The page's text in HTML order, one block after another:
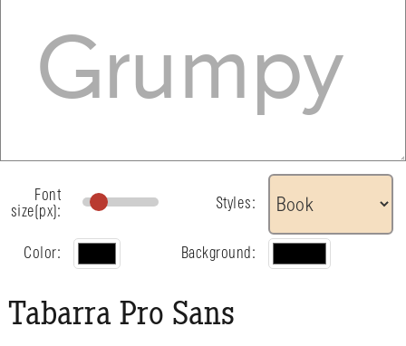
Font
size(px):
Styles:
Color: Background:
Tabarra Pro Sans